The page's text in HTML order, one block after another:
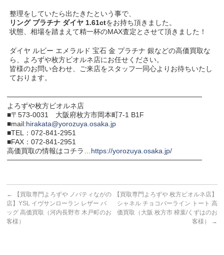
整理をしていたら出たきたという事で、
リング プラチナ ダイヤ 1.61ctをお持ち頂きました。
状態、相場を踏まえて精一杯のMAX査定とさせて頂きました！
ダイヤ ルビー エメラルド 宝石 金 プラチナ 銀などの高価買取な
ら、よろずや枚方ビオルネ店にお任せください。
皆様のお問い合わせ、ご来店をスタッフ一同心よりお待ちいたし
ております。
───────────────────────────────────────
よろずや枚方ビオルネ店
■〒573-0031 大阪府枚方市岡本町7-1 B1F
■mail:hirakata@yorozuya.osaka.jp
■TEL：072-841-2951
■FAX：072-841-2951
高価買取の情報はコチラ…https://yorozuya.osaka.jp/
───────────────────────────────────────
←
【買取専門よろずや ノバティながの
店】YSL イヴサンローラン レザー バ
ッグ 高価買取（河内長野市 木戸町のお
客様）
【買取専門よろずや 枚方ビオルネ店】
シャネル チョコバーライン トート 高
価買取（大阪 枚方市 樟葉/くずはのお
客様）
→